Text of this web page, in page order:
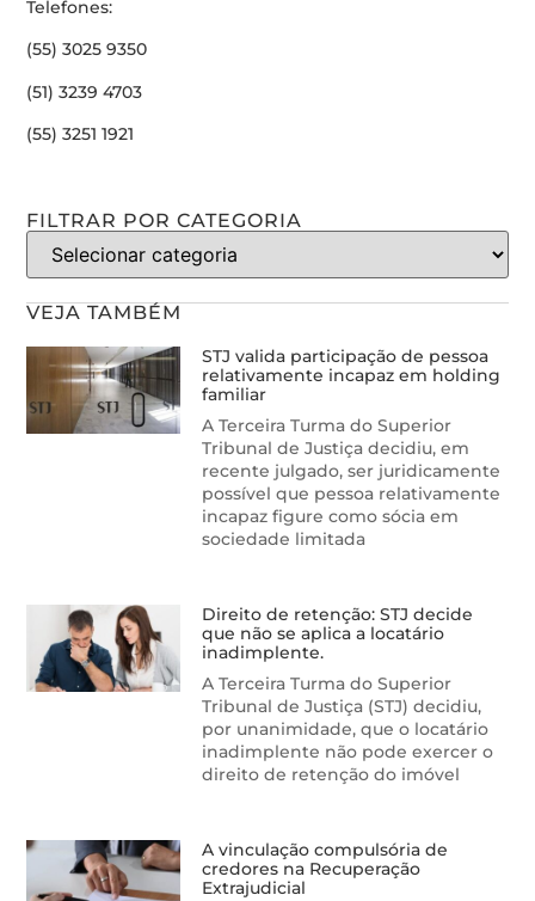
Telefones:
(55) 3025 9350
(51) 3239 4703
(55) 3251 1921
FILTRAR POR CATEGORIA
VEJA TAMBÉM
STJ valida participação de pessoa
relativamente incapaz em holding
familiar
A Terceira Turma do Superior
Tribunal de Justiça decidiu, em
recente julgado, ser juridicamente
possível que pessoa relativamente
incapaz figure como sócia em
sociedade limitada
Direito de retenção: STJ decide
que não se aplica a locatário
inadimplente.
A Terceira Turma do Superior
Tribunal de Justiça (STJ) decidiu,
por unanimidade, que o locatário
inadimplente não pode exercer o
direito de retenção do imóvel
A vinculação compulsória de
credores na Recuperação
Extrajudicial